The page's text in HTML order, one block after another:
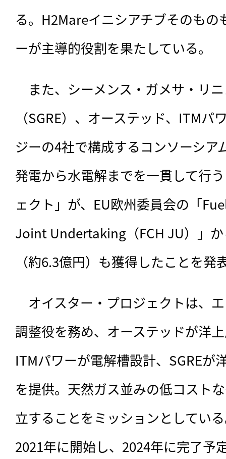
る。H2Mareイニシアチブそのもの
ーが主導的役割を果たしている。
また、シーメンス・ガメサ・リ
（SGRE）、オーステッド、ITM
ジーの4社で構成するコンソーシア
発電から水電解までを一貫して行
ェクト」が、EU欧州委員会の「
Joint Undertaking（FCH JU）」
（約6.3億円）も獲得したことを発
オイスター・プロジェクトは、
調整役を務め、オーステッドが洋
ITMパワーが電解槽設計、SGREが
を提供。天然ガス並みの低コスト
立することをミッションとしてい
2021年に開始し、2024年に完了